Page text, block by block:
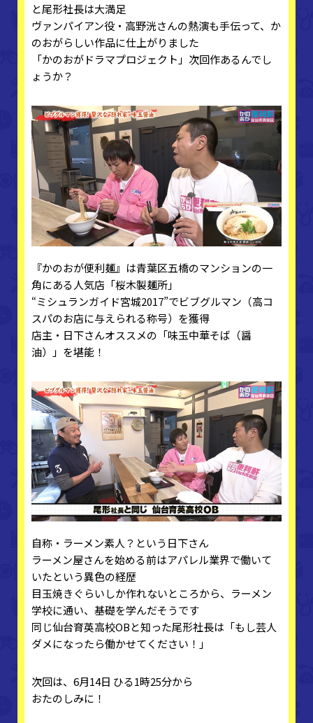
と尾形社長は大満足
ヴァンパイアン役・高野洸さんの熱演も手伝って、か
のおがらしい作品に仕上がりました
「かのおがドラマプロジェクト」次回作あるんでし
ょうか？
『かのおが便利麺』は青葉区五橋のマンションの一
角にある人気店「桜木製麺所」
“ミシュランガイド宮城2017”でビブグルマン（高コ
スパのお店に与えられる称号）を獲得
店主・日下さんオススメの「味玉中華そば（醤
油）」を堪能！
自称・ラーメン素人？という日下さん
ラーメン屋さんを始める前はアパレル業界で働いて
いたという異色の経歴
目玉焼きぐらいしか作れないところから、ラーメン
学校に通い、基礎を学んだそうです
同じ仙台育英高校OBと知った尾形社長は「もし芸人
ダメになったら働かせてください！」
次回は、6月14日 ひる1時25分から
おたのしみに！